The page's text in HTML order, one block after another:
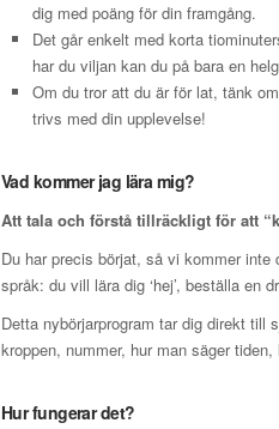
dig med poäng för din framgång.
Det går enkelt med korta
har du viljan kan du på bara en
Om du tror att du är för lat, tänk
trivs med din upplevelse!
Vad kommer jag lära mig?
Att tala och förstå tillräckligt för att
Du har precis börjat, så vi kommer
språk: du vill lära dig ‘hej’, beställa en
Detta nybörjarprogram tar dig direkt till
kroppen, nummer, hur man säger
Hur fungerar det?